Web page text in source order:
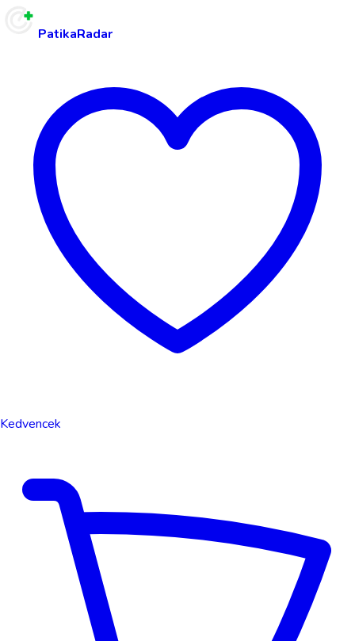
PatikaRadar
Kedvencek